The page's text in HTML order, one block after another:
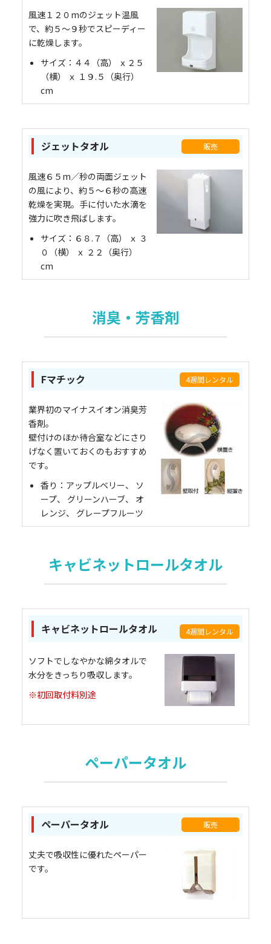
風速１２０mのジェット温風
で、約５～９秒でスピーディー
に乾燥します。
サイズ：４４（高） ｘ２５
（横） ｘ １９.５（奥行）
cm
ジェットタオル 販売
風速６５m／秒の両面ジェット
の風により、約５～６秒の高速
乾燥を実現。手に付いた水滴を
強力に吹き飛ばします。
サイズ：６８.７（高） ｘ ３
０（横） ｘ ２２（奥行）
cm
消臭・芳香剤
Fマチック 4週間レンタル
業界初のマイナスイオン消臭芳
香剤。
壁付けのほか待合室などにさり
げなく置いておくのもおすすめ
です。
香り：アップルベリー、 ソ
ープ、 グリーンハーブ、 オ
レンジ、 グレープフルーツ
キャビネットロールタオル
キャビネットロールタオル 4週間レンタル
ソフトでしなやかな綿タオルで
水分をきっちり吸収します。
※初回取付料別途
ペーパータオル
ペーパータオル 販売
丈夫で吸収性に優れたペーパー
です。